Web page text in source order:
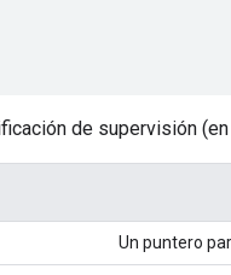
de supervisión
Un puntero